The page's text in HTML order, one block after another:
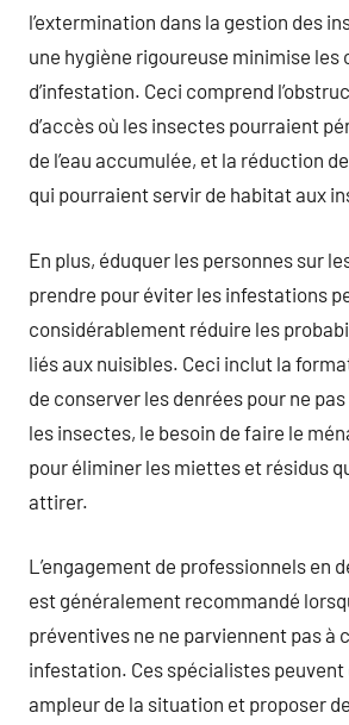
l’extermination dans la gestion des
une hygiène rigoureuse minimise les
d’infestation. Ceci comprend
d’accès où les insectes pourraient
de l’eau accumulée, et la réduction
qui pourraient servir de habitat aux
En plus, éduquer les personnes sur
prendre pour éviter les infestations
considérablement réduire les
liés aux nuisibles. Ceci inclut la
de conserver les denrées pour ne
les insectes, le besoin de faire le
pour éliminer les miettes et résidus
attirer.
L’engagement de professionnels en
est généralement recommandé
préventives ne ne parviennent pas à
infestation. Ces spécialistes peuvent
ampleur de la situation et proposer